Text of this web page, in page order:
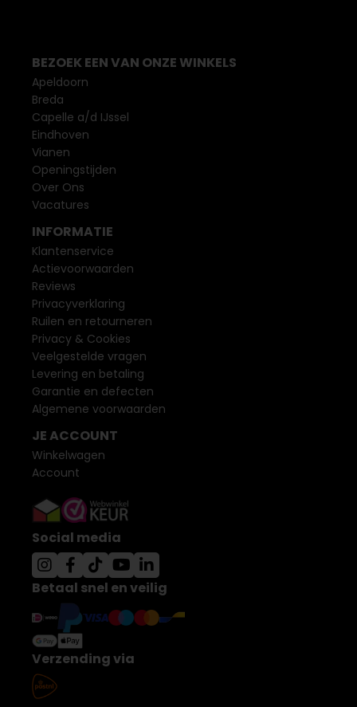
BEZOEK EEN VAN ONZE WINKELS
Apeldoorn
Breda
Capelle a/d IJssel
Eindhoven
Vianen
Openingstijden
Over Ons
Vacatures
INFORMATIE
Klantenservice
Actievoorwaarden
Reviews
Privacyverklaring
Ruilen en retourneren
Privacy & Cookies
Veelgestelde vragen
Levering en betaling
Garantie en defecten
Algemene voorwaarden
JE ACCOUNT
Winkelwagen
Account
Social media
Betaal snel en veilig
Verzending via